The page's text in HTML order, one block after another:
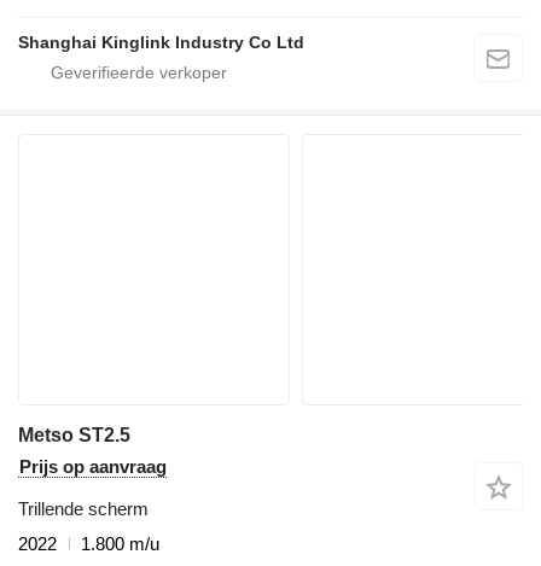
Shanghai Kinglink Industry Co Ltd
Metso ST2.5
Prijs op aanvraag
Trillende scherm
2022
1.800 m/u